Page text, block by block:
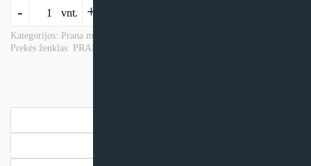
-
Mini
rekuperatorius
Plius
vnt. +
Kategorijos: Prana mini rekuperatoriai
Prekės ženklas: PRANA